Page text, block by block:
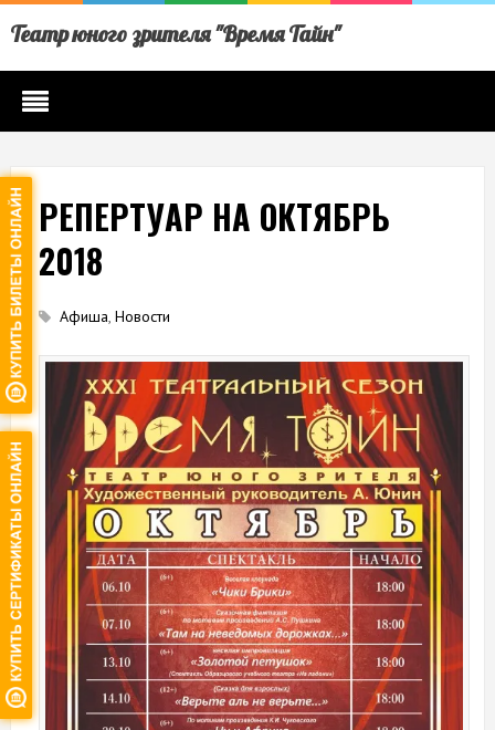
Театр юного зрителя "Время Тайн"
РЕПЕРТУАР НА ОКТЯБРЬ
2018
Афиша, Новости